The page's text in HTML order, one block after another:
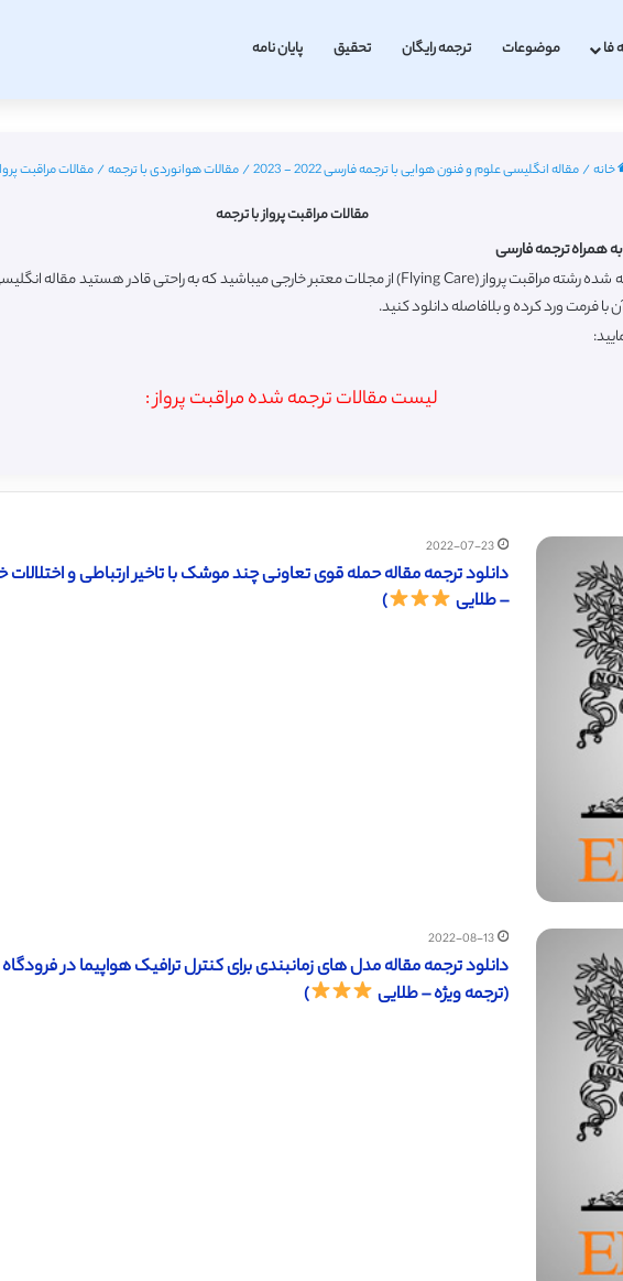
فا موضوعات ترجمه رایگان تحقیق پایان نامه
خانه/مقاله انگلیسی علوم و فنون هوایی با ترجمه فارسی 2022 - 2023 /مقالات هوانوردی با ترجمه/مقالات مراقبت
مقالات مراقبت پرواز با ترجمه
به همراه ترجمه فارسی
فرمت ورد کرده و بلافاصله دانلود کنید.
لیست مقالات ترجمه شده مراقبت پرواز :
2022-07-23
– طلایی
)
2022-08-13
(ترجمه ویژه – طلایی
)